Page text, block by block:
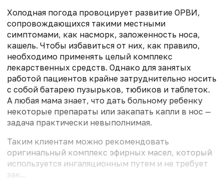
Холодная погода провоцирует развитие ОРВИ,
сопровождающихся такими местными
симптомами, как насморк, заложенность носа,
кашель. Чтобы избавиться от них, как правило,
необходимо применять целый комплекс
лекарственных средств. Однако для занятых
работой пациентов крайне затруднительно носить
с собой батарею пузырьков, тюбиков и таблеток.
А любая мама знает, что дать больному ребенку
некоторые препараты или закапать капли в нос —
задача практически невыполнимая.
Таким клиентам можно рекомендовать
оригинальный комплекс эфирных масел, который
используется ингаляционным путем и не требует
зак...